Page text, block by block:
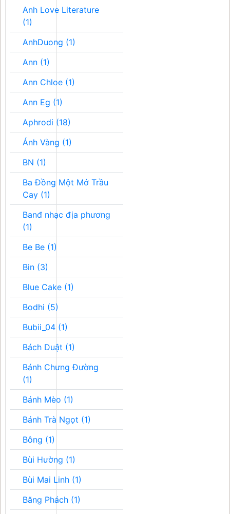
Anh Love Literature
(1)
AnhDuong (1)
Ann (1)
Ann Chloe (1)
Ann Eg (1)
Aphrodi (18)
Ánh Vàng (1)
BN (1)
Ba Đồng Một Mớ Trầu
Cay (1)
Banđ nhạc địa phương
(1)
Be Be (1)
Bin (3)
Blue Cake (1)
Bodhi (5)
Bubii_04 (1)
Bách Duật (1)
Bánh Chưng Đường
(1)
Bánh Mèo (1)
Bánh Trà Ngọt (1)
Bông (1)
Bùi Hường (1)
Bùi Mai Linh (1)
Băng Phách (1)